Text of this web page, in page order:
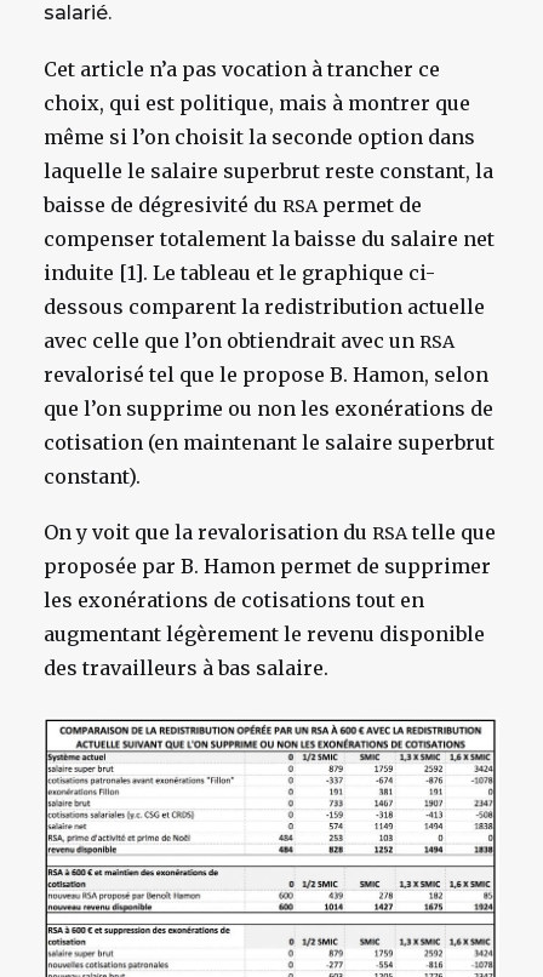
salarié.
Cet article n’a pas vocation à trancher ce
choix, qui est politique, mais à montrer que
même si l’on choisit la seconde option dans
laquelle le salaire superbrut reste constant, la
baisse de dégresivité du RSApermet de
compenser totalement la baisse du salaire net
induite [1]. Le tableau et le graphique ci-
dessous comparent la redistribution actuelle
avec celle que l’on obtiendrait avec un RSA
revalorisé tel que le propose B. Hamon, selon
que l’on supprime ou non les exonérations de
cotisation (en maintenant le salaire superbrut
constant).
On y voit que la revalorisation du RSAtelle que
proposée par B. Hamon permet de supprimer
les exonérations de cotisations tout en
augmentant légèrement le revenu disponible
des travailleurs à bas salaire.